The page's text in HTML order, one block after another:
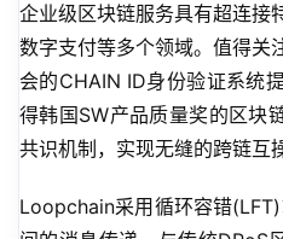
企业级区块链服务具有超连接
数字支付等多个领域。值得关
会的CHAIN ID身份验证系统
得韩国SW产品质量奖的区块
共识机制，实现无缝的跨链互
Loopchain采用循环容错